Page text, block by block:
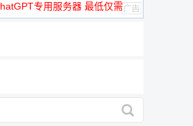
专用服务器 最低仅需